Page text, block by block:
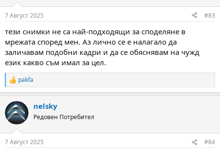
s
7 Август 2025 #83
тези снимки не са най-подходящи за споделяне в
мрежата според мен. Аз лично се е налагало да
заличавам подобни кадри и да се обяснявам на чужд
език какво съм имал за цел.
R
e
c
t
i
s
pakfa
nelsky
Редовен Потребител
7 Август 2025 #84